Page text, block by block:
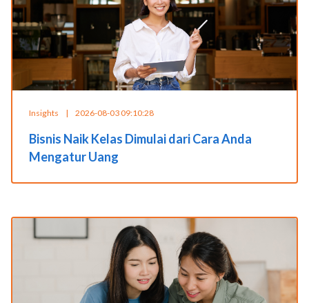
Insights | 2026-08-03 09:10:28
Bisnis Naik Kelas Dimulai dari Cara Anda
Mengatur Uang